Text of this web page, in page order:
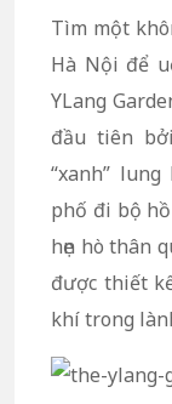
Tìm một
Hà Nội để
YLang
đầu tiên
“xanh”
phố đi bộ
hẹn hò thân
được thiết
khí trong